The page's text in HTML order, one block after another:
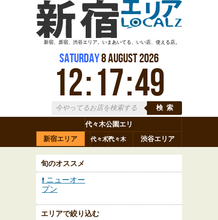
新宿、原宿、渋谷エリア。いまあいてる、いい店、使える店。
Saturday8August2026
12:17:50
検索
新宿エリア
代々木公園エリ
ア
渋谷エリア
原宿 代々木参宮橋
代々木
八幡
代々木
上原 神山町 渋谷 新宿
旬のオススメ
ニューオー
プン
エリアで絞り込む